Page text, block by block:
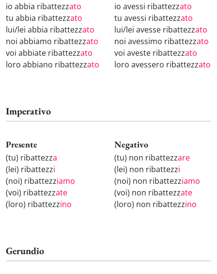
io abbia ribattezzato
tu abbia ribattezzato
lui/lei abbia ribattezzato
noi abbiamo ribattezzato
voi abbiate ribattezzato
loro abbiano ribattezzato
io avessi ribattezzato
tu avessi ribattezzato
lui/lei avesse ribattezzato
noi avessimo ribattezzato
voi aveste ribattezzato
loro avessero ribattezzato
Imperativo
Presente
(tu) ribattezza
(lei) ribattezzi
(noi) ribattezziamo
(voi) ribattezzate
(loro) ribattezzino
Negativo
(tu) non ribattezzare
(lei) non ribattezzi
(noi) non ribattezziamo
(voi) non ribattezzate
(loro) non ribattezzino
Gerundio